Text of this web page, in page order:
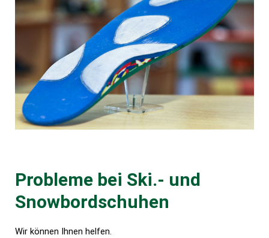
Probleme bei Ski.- und
Snowbordschuhen
Wir können Ihnen helfen.